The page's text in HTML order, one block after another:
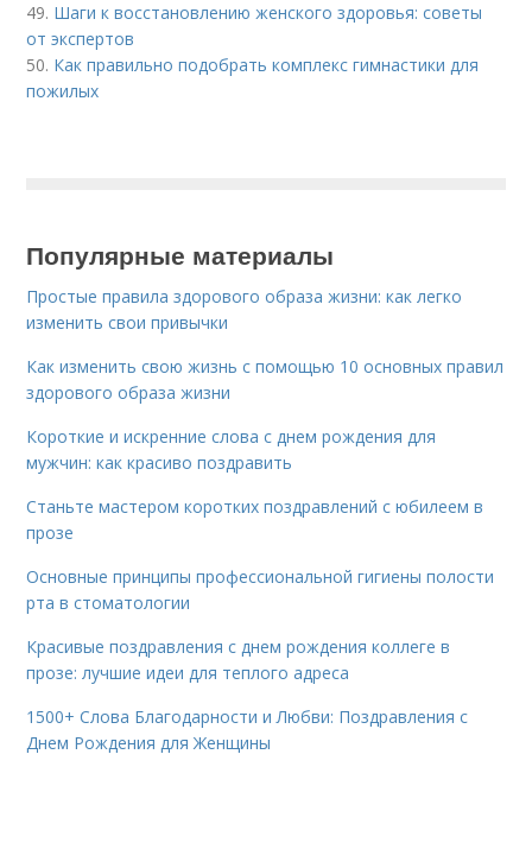
49. Шаги к восстановлению женского здоровья: советы
от экспертов
50. Как правильно подобрать комплекс гимнастики для
пожилых
Популярные материалы
Простые правила здорового образа жизни: как легко
изменить свои привычки
Как изменить свою жизнь с помощью 10 основных правил
здорового образа жизни
Короткие и искренние слова с днем рождения для
мужчин: как красиво поздравить
Станьте мастером коротких поздравлений с юбилеем в
прозе
Основные принципы профессиональной гигиены полости
рта в стоматологии
Красивые поздравления с днем рождения коллеге в
прозе: лучшие идеи для теплого адреса
1500+ Слова Благодарности и Любви: Поздравления с
Днем Рождения для Женщины